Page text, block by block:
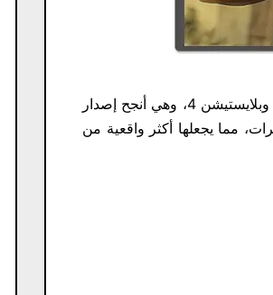
صدرت لعبة Sniper Elite 3 عام 2014 لأجهزة مايكروسوفت ويندوز، وإكس بوكس ​​360، وبلايستيشن 3، وبلايستيشن 4، وهي أنجح إصدار
مما يجعلها أكثر واقعية من